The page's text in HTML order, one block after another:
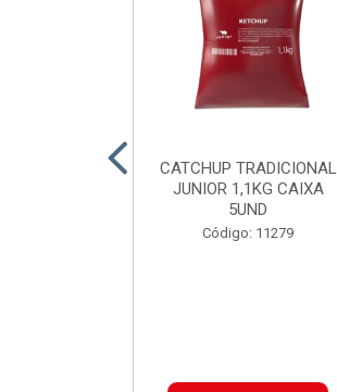
CATCHUP TRADICIONAL
JUNIOR 1,1KG CAIXA
5UND
Código: 11279